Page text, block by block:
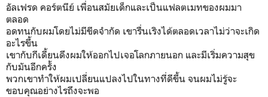
อัลเฟรด คอร์ตนีย์ เพื่อนสมัยเด็กและเป็นแฟลตเมทของผมมา
ตลอด
อดทนกับผมโดยไม่มีขีดจำกัด เขารื่นเริงได้ตลอดเวลาไม่ว่าจะเกิด
อะไรขึ้น
เขากับกีเดี้ยนดึงผมให้ออกไปเจอโลกภายนอก และมีเริ่มความสุข
กับมันอีกครั้ง
พวกเขาทำให้ผมเปลี่ยนแปลงไปในทางที่ดีขึ้น จนผมไม่รู้จะ
ขอบคุณอย่างไรถึงจะพอ